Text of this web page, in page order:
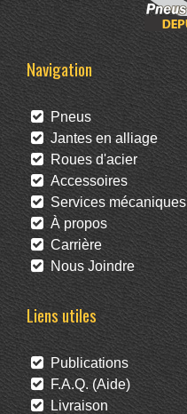
Navigation
Pneus
Jantes en alliage
Roues d'acier
Accessoires
Services mécaniques
À propos
Carrière
Nous Joindre
Liens utiles
Publications
F.A.Q. (Aide)
Livraison